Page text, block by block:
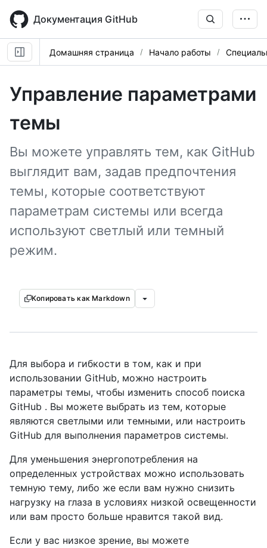
main
content
Документация GitHub
Домашняя страница Начало работы
Управление параметрами
темы
Вы можете управлять тем, как GitHub
выглядит вам, задав предпочтения
темы, которые соответствуют
параметрам системы или всегда
используют светлый или темный
режим.
Копировать как Markdown
Для выбора и гибкости в том, как и при
использовании GitHub, можно настроить
параметры темы, чтобы изменить способ поиска
GitHub . Вы можете выбрать из тем, которые
являются светлыми или темными, или настроить
GitHub для выполнения параметров системы.
Для уменьшения энергопотребления на
определенных устройствах можно использовать
темную тему, либо же если вам нужно снизить
нагрузку на глаза в условиях низкой освещенности
или вам просто больше нравится такой вид.
Если у вас низкое зрение, вы можете